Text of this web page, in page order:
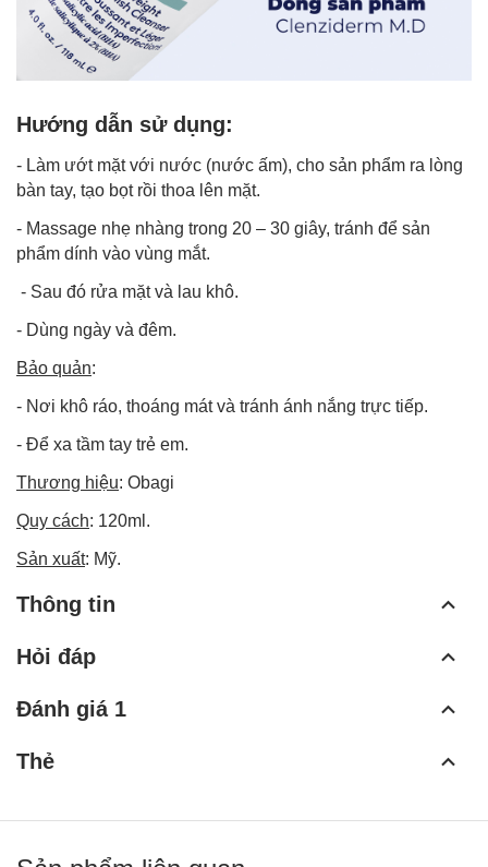
Hướng dẫn sử dụng:
- Làm ướt mặt với nước (nước ấm), cho sản phẩm ra lòng
bàn tay, tạo bọt rồi thoa lên mặt.
- Massage nhẹ nhàng trong 20 – 30 giây, tránh để sản
phẩm dính vào vùng mắt.
- Sau đó rửa mặt và lau khô.
- Dùng ngày và đêm.
Bảo quản:
- Nơi khô ráo, thoáng mát và tránh ánh nắng trực tiếp.
- Để xa tầm tay trẻ em.
Thương hiệu: Obagi
Quy cách: 120ml.
Sản xuất: Mỹ.
Thông tin
Hỏi đáp
Đánh giá 1
Thẻ